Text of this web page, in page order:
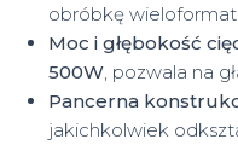
obróbkę
Moc i głębokość
500W , pozwala na
Pancerna
jakichkolwiek